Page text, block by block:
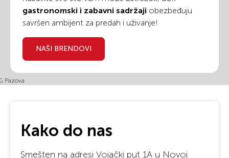
gastronomski i zabavni sadržaji obezbeđuju
savršen ambijent za predah i uživanje!
NAŠI BRENDOVI
Kako do nas
Smešten na adresi Vojački put 1A u Novoj